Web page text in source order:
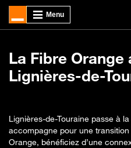
La Fibre Orange
Lignières-de-
Lignières-de-Touraine passe à
accompagne pour une
Orange, bénéficiez d’une